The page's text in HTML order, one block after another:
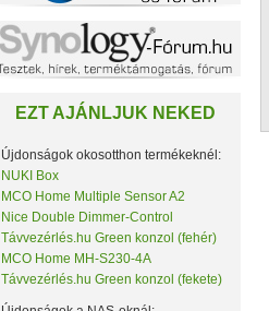
EZT AJÁNLJUK NEKED
Újdonságok okosotthon termékeknél:
NUKI Box
MCO Home Multiple Sensor A2
Nice Double Dimmer-Control
Távvezérlés.hu Green konzol (fehér)
MCO Home MH-S230-4A
Távvezérlés.hu Green konzol (fekete)